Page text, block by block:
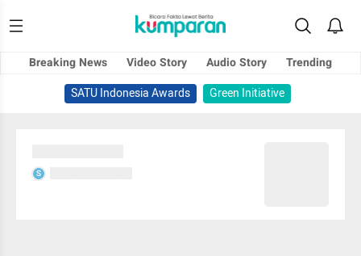
Breaking News Video Story Audio Story
Trending
SATU Indonesia Awards
Green Initiative
S